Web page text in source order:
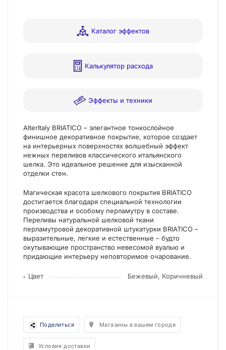
Каталог эффектов
Калькулятор расхода
Эффекты и техники
AlterItaly BRIATICO – элегантное тонкослойное
финишное декоративное покрытие, которое создает
на интерьерных поверхностях волшебный эффект
нежных переливов классического итальянского
шелка. Это идеальное решение для изысканной
отделки стен.
Магическая красота шелкового покрытия BRIATICO
достигается благодаря специальной технологии
производства и особому перламутру в составе.
Переливы натуральной шелковой ткани
перламутровой декоративной штукатурки BRIATICO –
выразительные, легкие и естественные – будто
окутывающие пространство невесомой вуалью и
придающие интерьеру неповторимое очарование.
Цвет Бежевый, Коричневый
Поделиться Магазины в вашем городе
Условия доставки